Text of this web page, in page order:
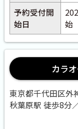
予約受付開
始日
始
カラ
東京都千代田区外
秋葉原駅 徒歩8分